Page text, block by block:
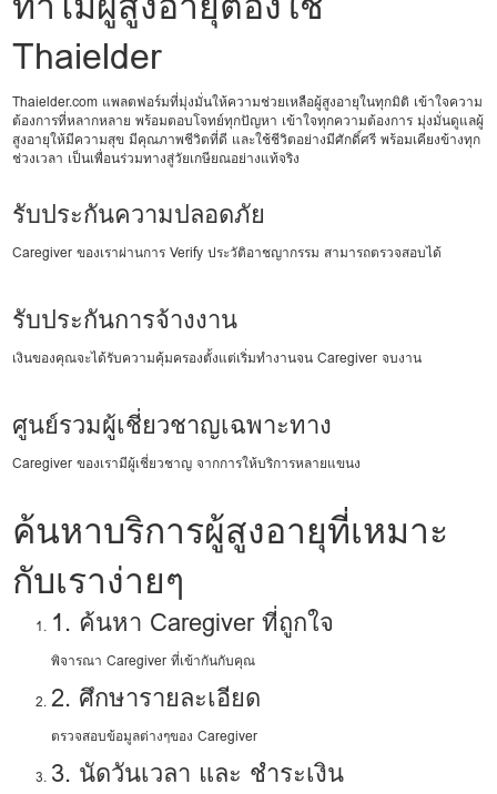
Thaielder
Thaielder.com แพลตฟอร์มที่มุ่งมั่นให้ความช่วยเหลือผู้สูงอายุในทุกมิติ เข้าใจความ
ต้องการที่หลากหลาย พร้อมตอบโจทย์ทุกปัญหา เข้าใจทุกความต้องการ มุ่งมั่นดูแลผู้
สูงอายุให้มีความสุข มีคุณภาพชีวิตที่ดี และใช้ชีวิตอย่างมีศักดิ์ศรี พร้อมเคียงข้างทุก
ช่วงเวลา เป็นเพื่อนร่วมทางสู่วัยเกษียณอย่างแท้จริง
รับประกันความปลอดภัย
Caregiver ของเราผ่านการ Verify ประวัติอาชญากรรม สามารถตรวจสอบได้
รับประกันการจ้างงาน
เงินของคุณจะได้รับความคุ้มครองตั้งแต่เริ่มทำงานจน Caregiver จบงาน
ศูนย์รวมผู้เชี่ยวชาญเฉพาะทาง
Caregiver ของเรามีผู้เชี่ยวชาญ จากการให้บริการหลายแขนง
ค้นหาบริการผู้สูงอายุที่เหมาะ
กับเราง่ายๆ
1. ค้นหา Caregiver ที่ถูกใจ
พิจารณา Caregiver ที่เข้ากันกับคุณ
2. ศึกษารายละเอียด
ตรวจสอบข้อมูลต่างๆของ Caregiver
3. นัดวันเวลา และ ชำระเงิน